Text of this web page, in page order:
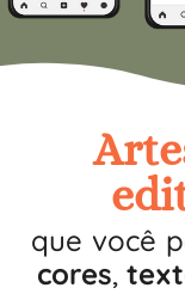
que você
cores,